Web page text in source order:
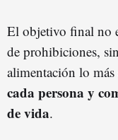
El objetivo final no
de prohibiciones,
alimentación lo
cada persona y
de vida.